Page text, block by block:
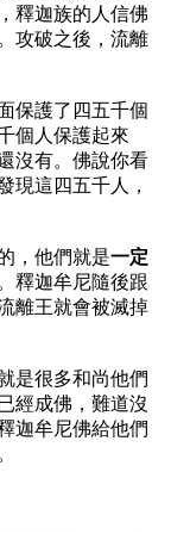
釋迦族的人信佛
攻破之後，流離
保護了四五千個
個人保護起來
沒有。佛說你看
現這四五千人，
，他們就是一定
。釋迦牟尼隨後跟
離王就會被滅掉
是很多和尚他們
經成佛，難道沒
迦牟尼佛給他們